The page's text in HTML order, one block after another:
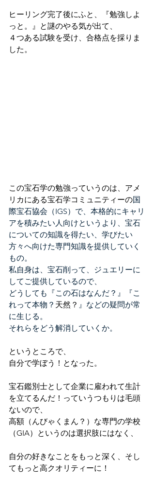
ヒーリング完了後にふと、『勉強しよ
っと。』と謎のやる気が出て、
４つある試験を受け、合格点を採りま
した。
この宝石学の勉強っていうのは、アメ
リカにある宝石学コミュニティーの国
際宝石協会（IGS）で、本格的にキャリ
アを積みたい人向けというより、宝石
についての知識を得たい、学びたい
方々へ向けた専門知識を提供していく
もの。
私自身は、宝石削って、ジュエリーに
してご提供しているので、
どうしても『この石はなんだ？』『こ
れって本物？ 天然？ 』などの疑問が常
に生じる。
それらをどう解消していくか。
というところで、
自分で学ぼう！となった。
宝石鑑別士として企業に雇われて生計
を立てるんだ！っていうつもりは毛頭
ないので、
高額（んびゃくまん？）な専門の学校
（GIA）というのは選択肢にはなく、
自分の好きなことをもっと深く、そし
てもっと高クオリティーに！